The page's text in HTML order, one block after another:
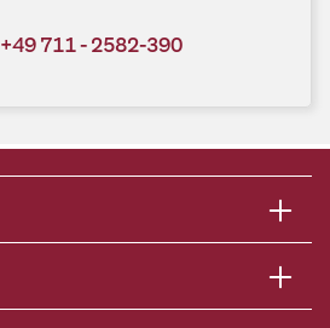
+49 711 - 2582-390